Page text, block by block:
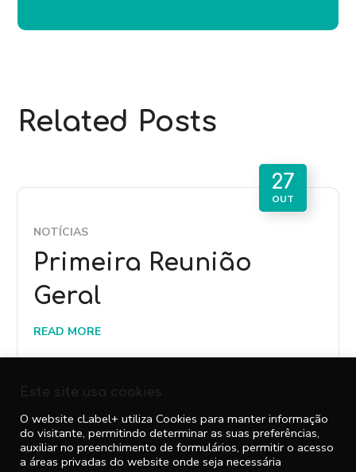
Related Posts
27
OUT
NOTÍCIAS
Primeira Reunião
Geral
READ MORE
Este site usa cookies
O website cLabel+ utiliza Cookies para manter informação
do visitante, permitindo determinar as suas preferências,
auxiliar no preenchimento de formulários, permitir o acesso
a áreas privadas do website onde seja necessária